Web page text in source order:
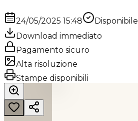
24/05/2025 15:48
Disponibile
Download immediato
Pagamento sicuro
Alta risoluzione
Stampe disponibili